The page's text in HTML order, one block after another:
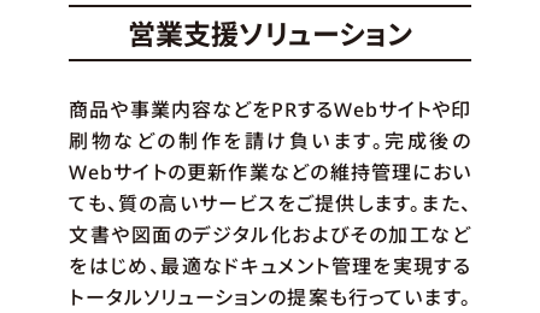
営業支援ソリューション
商品や事業内容などをPRするWebサイトや印
刷物などの制作を請け負います。完成後の
Webサイトの更新作業などの維持管理におい
ても、質の高いサービスをご提供します。また、
文書や図面のデジタル化およびその加工など
をはじめ、最適なドキュメント管理を実現する
トータルソリューションの提案も行っています。